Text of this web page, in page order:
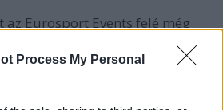
Process My Personal
az Eurosport Events felé még
nemzetközi promóter. Több
egyeztetés után jutott el